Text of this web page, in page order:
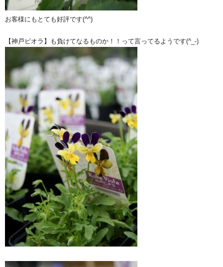
お客様にもとても好評です(^^)
【神戸ビオラ】も負けてなるものか！！って言ってるようです(^_-)